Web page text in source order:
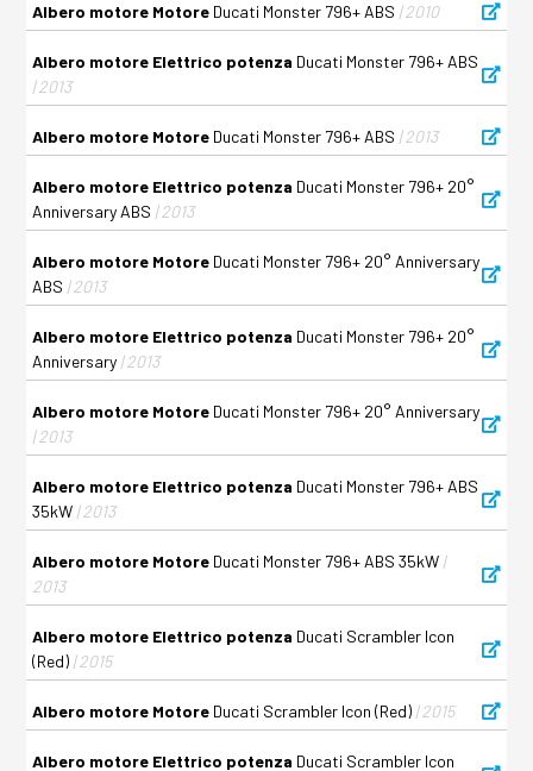
Albero motore Motore Ducati Monster 796+ ABS | 2010
Albero motore Elettrico potenza Ducati Monster 796+ ABS
| 2013
Albero motore Motore Ducati Monster 796+ ABS | 2013
Albero motore Elettrico potenza Ducati Monster 796+ 20°
Anniversary ABS | 2013
Albero motore Motore Ducati Monster 796+ 20° Anniversary
ABS | 2013
Albero motore Elettrico potenza Ducati Monster 796+ 20°
Anniversary | 2013
Albero motore Motore Ducati Monster 796+ 20° Anniversary
| 2013
Albero motore Elettrico potenza Ducati Monster 796+ ABS
35kW | 2013
Albero motore Motore Ducati Monster 796+ ABS 35kW |
2013
Albero motore Elettrico potenza Ducati Scrambler Icon
(Red) | 2015
Albero motore Motore Ducati Scrambler Icon (Red) | 2015
Albero motore Elettrico potenza Ducati Scrambler Icon